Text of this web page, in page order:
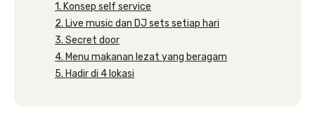
1. Konsep self service
2. Live music dan DJ sets setiap hari
3. Secret door
4. Menu makanan lezat yang beragam
5. Hadir di 4 lokasi